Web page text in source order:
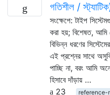
গতিশীল /
সংক্ষেপে: টাইপ
করা হয়; বিশেষত, আমি
বিভিন্ন ধরণের
এই প্রশ্নের সাথে
পাচ্ছি না, বরং আমি
হিসাবে দাঁড়ায় …
23
reference-